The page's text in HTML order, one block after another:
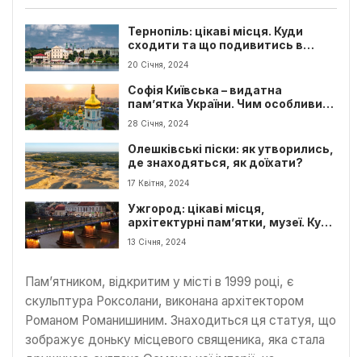
Тернопіль: цікаві місця. Куди
сходити та що подивитись в
Тернополі?
20 Січня, 2024
Софія Київська – видатна
пам’ятка України. Чим особливий
Софіївський собор?
28 Січня, 2024
Олешківські піски: як утворились,
де знаходяться, як доїхати?
17 Квітня, 2024
Ужгород: цікаві місця,
архітектурні пам’ятки, музеї. Куди
піти туристу?
13 Січня, 2024
Пам’ятником, відкритим у місті в 1999 році, є
скульптура Роксолани, виконана архітектором
Романом Романишиним. Знаходиться ця статуя, що
зображує доньку місцевого священика, яка стала